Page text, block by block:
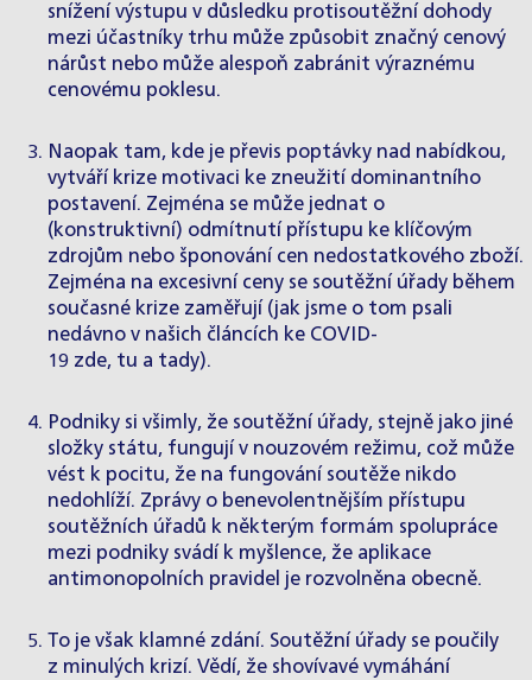
snížení výstupu v důsledku protisoutěžní dohody
mezi účastníky trhu může způsobit značný cenový
nárůst nebo může alespoň zabránit výraznému
cenovému poklesu.
Naopak tam, kde je převis poptávky nad nabídkou,
vytváří krize motivaci ke zneužití dominantního
postavení. Zejména se může jednat o
(konstruktivní) odmítnutí přístupu ke klíčovým
zdrojům nebo šponování cen nedostatkového zboží.
Zejména na excesivní ceny se soutěžní úřady během
současné krize zaměřují (jak jsme o tom psali
nedávno v našich článcích ke COVID-
19 zde, tu a tady).
Podniky si všimly, že soutěžní úřady, stejně jako jiné
složky státu, fungují v nouzovém režimu, což může
vést k pocitu, že na fungování soutěže nikdo
nedohlíží. Zprávy o benevolentnějším přístupu
soutěžních úřadů k některým formám spolupráce
mezi podniky svádí k myšlence, že aplikace
antimonopolních pravidel je rozvolněna obecně.
To je však klamné zdání. Soutěžní úřady se poučily
z minulých krizí. Vědí, že shovívavé vymáhání